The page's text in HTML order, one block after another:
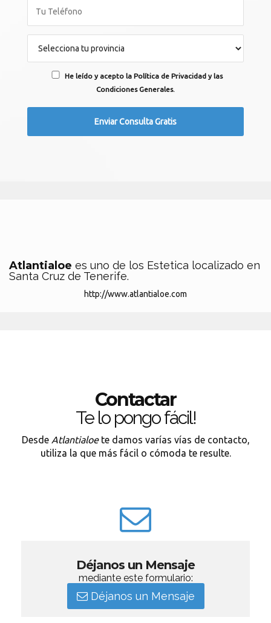
He leído y acepto la Política de Privacidad y las
Condiciones Generales.
Atlantialoe es uno de los Estetica localizado en
Santa Cruz de Tenerife.
http://www.atlantialoe.com
Contactar
Te lo pongo fácil!
Desde Atlantialoete damos varías vías de contacto,
utiliza la que más fácil o cómoda te resulte.
Déjanos un Mensaje
mediante este formulario:
Déjanos un Mensaje